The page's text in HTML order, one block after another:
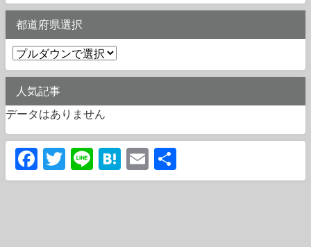
都道府県選択
人気記事
データはありません
Facebook
Twitter
LineHatena
Email
有